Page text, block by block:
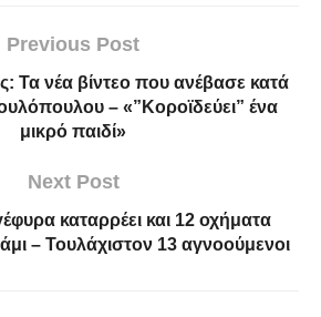
Previous Post
Τα νέα βίντεο που ανέβασε κατά
– «”Κοροϊδεύει” ένα
μικρό παιδί»
Next Post
καταρρέει και 12 οχήματα
– Τουλάχιστον 13 αγνοούμενοι